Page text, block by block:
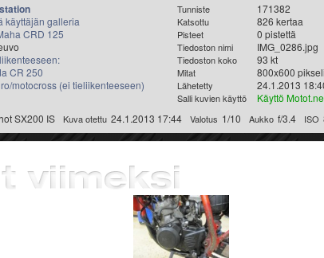
käyttäjän galleria
CRD 125
CR 250
motocross (ei tieliikenteeseen)
Tunniste 171382
Katsottu 826 kertaa
Pisteet 0 pistettä
Tiedoston nimi IMG_0286.jpg
Tiedoston koko 93 kt
Mitat 800x600
Lähetetty 24.1.2013
Salli kuvien käyttö Käyttö
SX200 IS Kuva otettu 24.1.2013 17:44 Valotus 1/10 Aukko f/3.4 ISO